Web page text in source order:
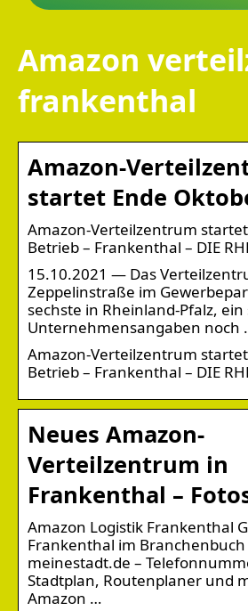
Amazon
frankenthal
Amazon-
startet Ende
Amazon-Verteilzentrum
Betrieb – Frankenthal – DIE
15.10.2021 — Das
Zeppelinstraße im
sechste in Rheinland-Pfalz,
Unternehmensangaben noch
Amazon-Verteilzentrum
Betrieb – Frankenthal – DIE
Neues Amazon-
Verteilzentrum in
Frankenthal –
Amazon Logistik Frankenthal
Frankenthal im
meinestadt.de –
Stadtplan, Routenplaner und
Amazon …